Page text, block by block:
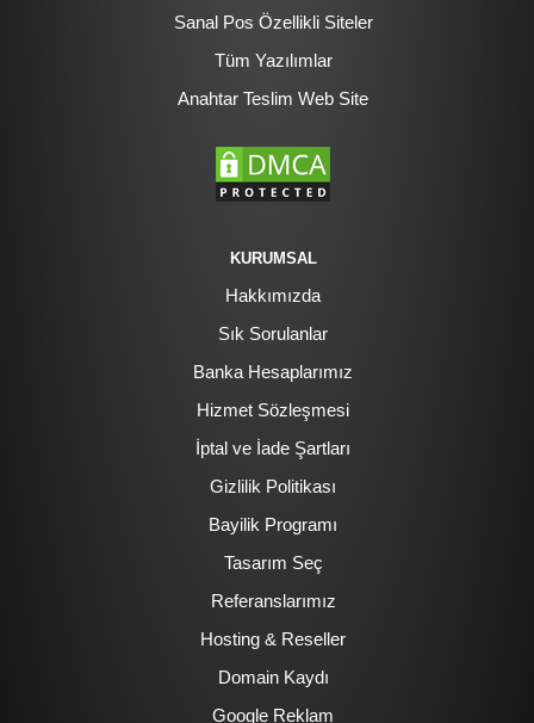
Sanal Pos Özellikli Siteler
Tüm Yazılımlar
Anahtar Teslim Web Site
KURUMSAL
Hakkımızda
Sık Sorulanlar
Banka Hesaplarımız
Hizmet Sözleşmesi
İptal ve İade Şartları
Gizlilik Politikası
Bayilik Programı
Tasarım Seç
Referanslarımız
Hosting & Reseller
Domain Kaydı
Google Reklam